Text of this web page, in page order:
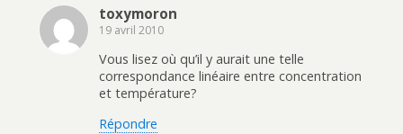
toxymoron
19 avril 2010
Vous lisez où qu’il y aurait une telle
correspondance linéaire entre concentration
et température?
Répondre